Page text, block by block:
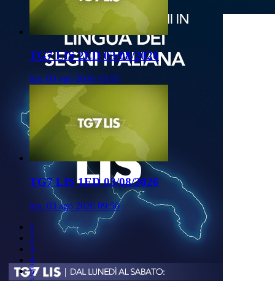
TG7 LIS 2ED 03/08/2026
lun, 03 ago 2026 13:55
TG7 LIS 1ED 03/08/2026
lun, 03 ago 2026 09:50
1
2
3
4
5